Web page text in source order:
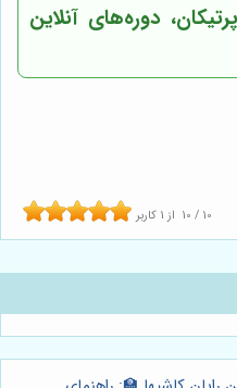
دوره‌های آنلاین
10 / 10 از 1 کاربر